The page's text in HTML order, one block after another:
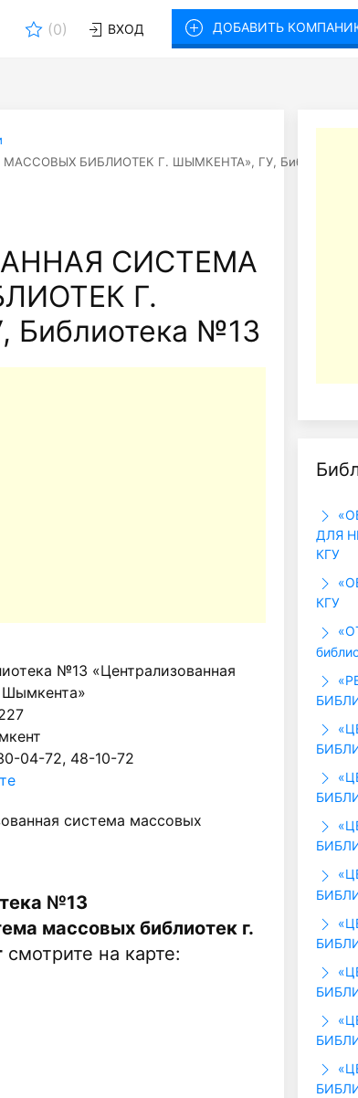
(0) ВХОД ДОБАВИТЬ
БИБЛИОТЕК Г. ШЫМКЕНТА», ГУ, Библиотека
СИСТЕМА
Г.
№13
№13 «Централизованная
Шымкента»
04-72, 48-10-72
система массовых
№13
массовых библиотек г.
смотрите на карте:
ДЛЯ
КГУ
КГУ